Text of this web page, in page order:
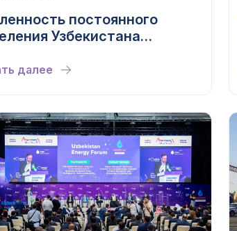
постоянного
Узбекистана
далее